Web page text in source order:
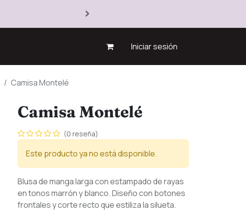
Iniciar sesión
Camisa Montelé
Camisa Montelé
(0 reseña)
Este producto ya no está disponible.
Blusa de manga larga con estampado de rayas
en tonos marrón y blanco. Diseño con botones
frontales y corte recto que estiliza la silueta.